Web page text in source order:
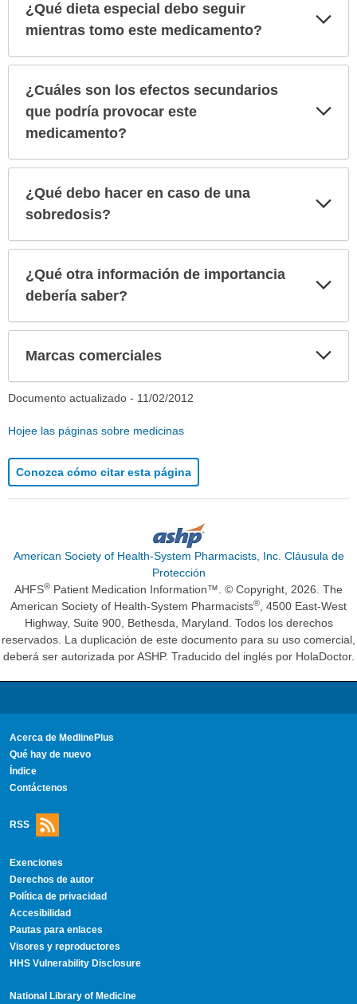
¿Qué dieta especial debo seguir
mientras tomo este medicamento?
¿Cuáles son los efectos secundarios
que podría provocar este
medicamento?
¿Qué debo hacer en caso de una
sobredosis?
¿Qué otra información de importancia
debería saber?
Marcas comerciales
Documento actualizado - 11/02/2012
Hojee las páginas sobre medicinas
Conozca cómo citar esta página
American Society of Health-System Pharmacists, Inc. Cláusula de
Protección
AHFS® Patient Medication Information™. © Copyright, 2026. The
American Society of Health-System Pharmacists®, 4500 East-West
Highway, Suite 900, Bethesda, Maryland. Todos los derechos
reservados. La duplicación de este documento para su uso comercial,
deberá ser autorizada por ASHP. Traducido del inglés por HolaDoctor.
Acerca de MedlinePlus
Qué hay de nuevo
Índice
Contáctenos
RSS
Exenciones
Derechos de autor
Política de privacidad
Accesibilidad
Pautas para enlaces
Visores y reproductores
HHS Vulnerability Disclosure
National Library of Medicine